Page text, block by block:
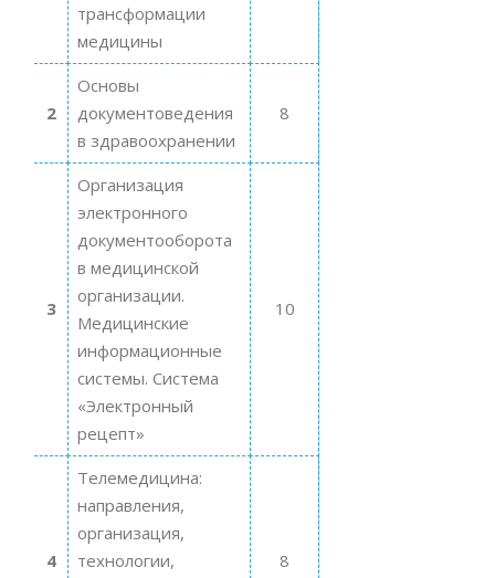
трансформации
медицины
2
Основы
документоведения
в здравоохранении
8
3
Организация
электронного
документооборота
в медицинской
организации.
Медицинские
информационные
системы. Система
«Электронный
рецепт»
10
4
Телемедицина:
направления,
организация,
технологии,
8